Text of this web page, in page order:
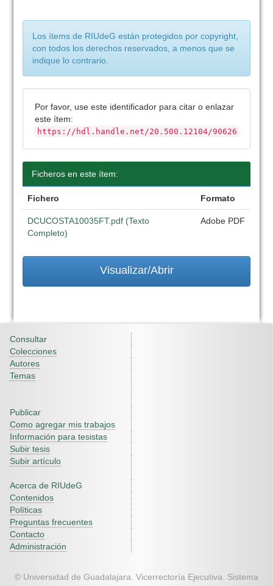
Los ítems de RIUdeG están protegidos por copyright,
con todos los derechos reservados, a menos que se
indique lo contrario.
Por favor, use este identificador para citar o enlazar
este ítem:
https://hdl.handle.net/20.500.12104/90626
Ficheros en este ítem:
Fichero Formato
DCUCOSTA10035FT.pdf (Texto
Completo)
Adobe PDF
Visualizar/Abrir
Consultar
Colecciones
Autores
Temas
Publicar
Como agregar mis trabajos
Información para tesistas
Subir tesis
Subir artículo
Acerca de RIUdeG
Contenidos
Políticas
Preguntas frecuentes
Contacto
Administración
© Universidad de Guadalajara. Vicerrectoría Ejecutiva. Sistema